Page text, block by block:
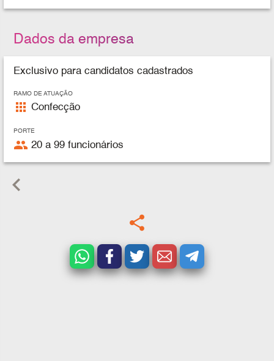
Dados da empresa
Exclusivo para candidatos cadastrados
RAMO DE ATUAÇÃO
apps Confecção
PORTE
people 20 a 99 funcionários
keyboard_arrow_left
share